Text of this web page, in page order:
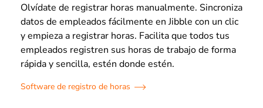
Olvídate de registrar horas manualmente. Sincroniza
datos de empleados fácilmente en Jibble con un clic
y empieza a registrar horas. Facilita que todos tus
empleados registren sus horas de trabajo de forma
rápida y sencilla, estén donde estén.
Software de registro de horas